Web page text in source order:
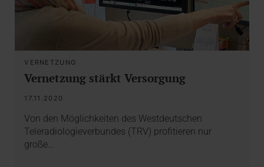
VERNETZUNG
Vernetzung stärkt Versorgung
17.11.2020
Von den Möglichkeiten des Westdeutschen
Teleradiologieverbundes (TRV) profitieren nur
große…